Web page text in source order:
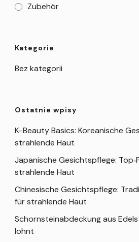
Zubehör
Kategorie
Bez kategorii
Ostatnie wpisy
K-Beauty Basics: Koreanische
strahlende Haut
Japanische Gesichtspflege:
strahlende Haut
Chinesische Gesichtspflege:
für strahlende Haut
Schornsteinabdeckung aus
lohnt